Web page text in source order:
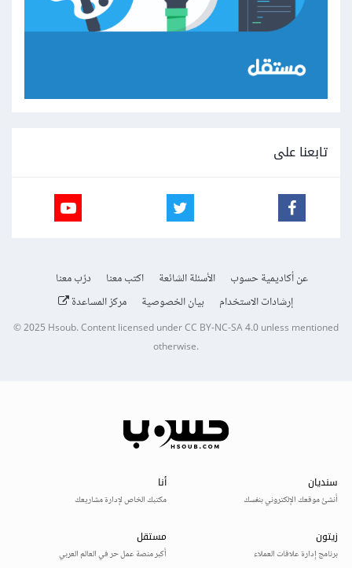
تابعنا على
عن أكاديمية حسوب الأسئلة الشائعة اكتب معنا
درّب معنا
إرشادات الاستخدام
بيان الخصوصية مركز المساعدة
© 2025Hsoub.Content licensed underCC BY-NC-SA 4.0unless mentioned
otherwise.